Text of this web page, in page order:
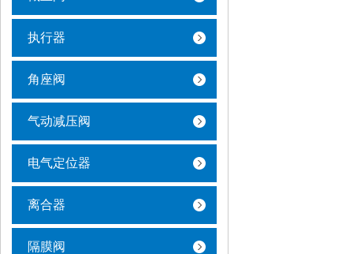
执行器
角座阀
气动减压阀
电气定位器
离合器
隔膜阀